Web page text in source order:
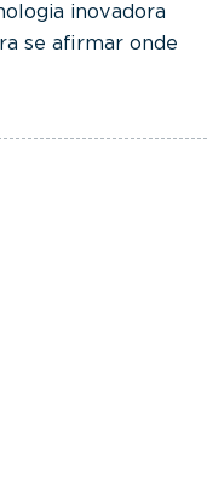
inovadora
se afirmar onde